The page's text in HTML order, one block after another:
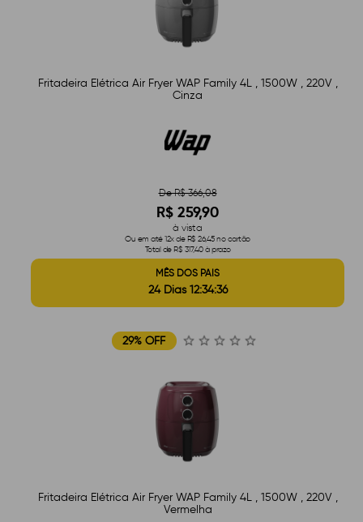
Fritadeira Elétrica Air Fryer WAP Family 4L , 1500W , 220V ,
Cinza
De R$ 366,08
R$ 259,90
à vista
Ou em até 12x de R$ 26,45 no cartão
Total de R$ 317,40 à prazo
MÊS DOS PAIS
24 Dias 12:34:35
29% OFF
Fritadeira Elétrica Air Fryer WAP Family 4L , 1500W , 220V ,
Vermelha